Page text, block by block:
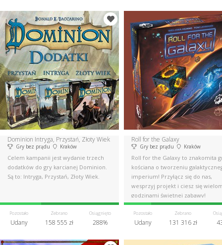
Dominion Intryga, Przystań, Złoty Wiek
Gry bez prądu Kraków
Celem kampanii jest wydanie trzech
dodatków do gry karcianej Dominion.
Są to: Intryga, Przystań, Złoty Wiek.
Pozostało
Udany
Zebrano
158 555 zł
Osiągnięto
288%
Roll for the Galaxy
Gry bez prądu Kraków
Roll for the Galaxy to znakomita
kościana o tworzeniu
imperium! Przyłącz się do nas,
wesprzyj projekt i ciesz się
godzinami świetnej zabawy!
Pozostało
Udany
Zebrano
131 316 zł